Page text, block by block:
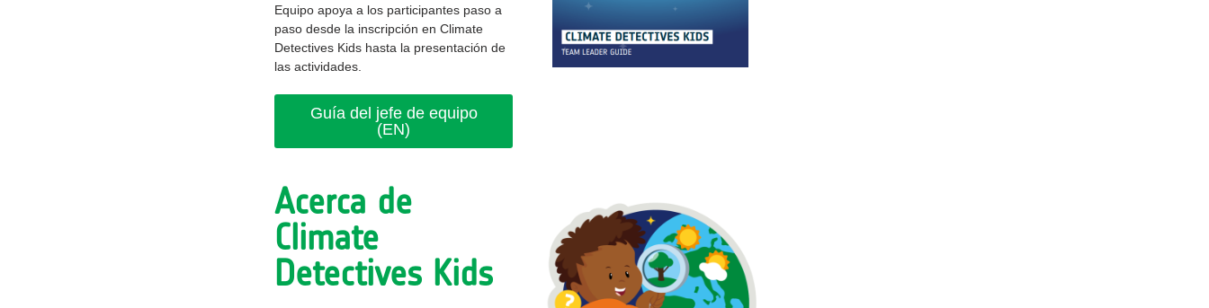
Equipo apoya a los participantes paso a
paso desde la inscripción en Climate
Detectives Kids hasta la presentación de
las actividades.
Guía del jefe de equipo
(EN)
Acerca de
Climate
Detectives Kids